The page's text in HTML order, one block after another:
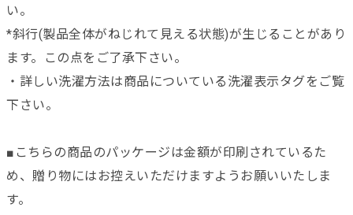
い。
*斜行(製品全体がねじれて見える状態)が生じることがあり
ます。この点をご了承下さい。
・詳しい洗濯方法は商品についている洗濯表示タグをご覧
下さい。
■こちらの商品のパッケージは金額が印刷されているた
め、贈り物にはお控えいただけますようお願いいたしま
す。